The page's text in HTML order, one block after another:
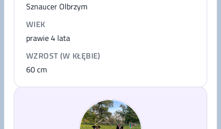
Sznaucer Olbrzym
WIEK
prawie 4 lata
WZROST (W KŁĘBIE)
60cm